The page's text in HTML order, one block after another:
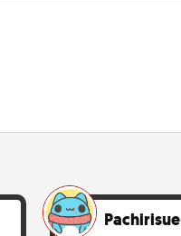
Pachirisue